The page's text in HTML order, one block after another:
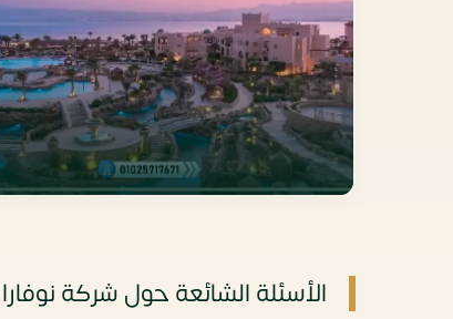
الأسئلة الشائعة حول شركة